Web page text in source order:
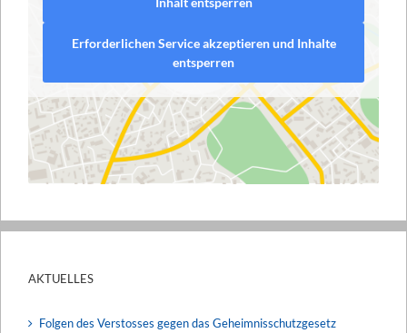
Erforderlichen Service akzeptieren und Inhalte
entsperren
AKTUELLES
Folgen des Verstosses gegen das Geheimnisschutzgesetz